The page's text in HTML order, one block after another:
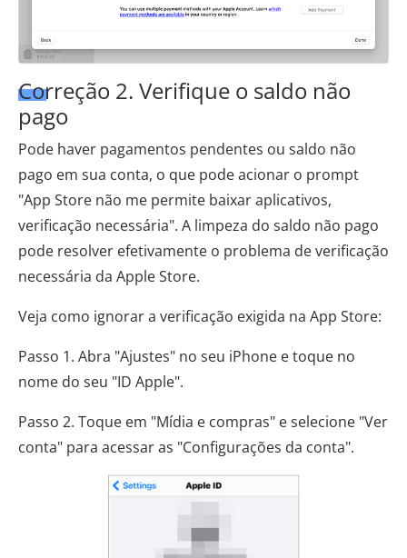
Correção 2. Verifique o saldo não
pago
Pode haver pagamentos pendentes ou saldo não
pago em sua conta, o que pode acionar o prompt
"App Store não me permite baixar aplicativos,
verificação necessária". A limpeza do saldo não pago
pode resolver efetivamente o problema de verificação
necessária da Apple Store.
Veja como ignorar a verificação exigida na App Store:
Passo 1. Abra "Ajustes" no seu iPhone e toque no
nome do seu "ID Apple".
Passo 2. Toque em "Mídia e compras" e selecione "Ver
conta" para acessar as "Configurações da conta".